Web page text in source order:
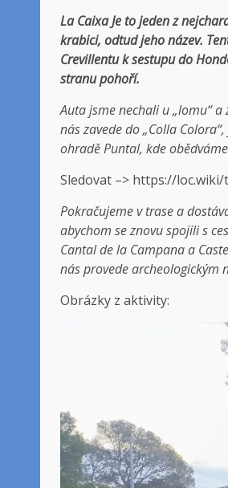
La CaixaJe to jeden z
krabici, odtud jeho název.
Crevillentu k sestupu do
stranu pohoří.
Auta jsme nechali u „lomu“ a
nás zavede do „Colla
ohradě Puntal, kde
Sledovat –> https://loc.wiki/
Pokračujeme v trase a
abychom se znovu spojili s
Cantal de la Campana a
nás provede archeologickým
Obrázky z aktivity: